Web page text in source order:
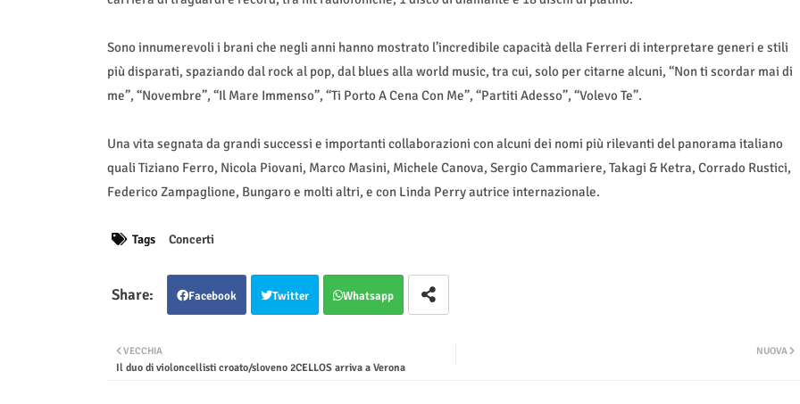
Sono innumerevoli i brani che negli anni hanno mostrato l’incredibile capacità della Ferreri di interpretare generi e stili
più disparati, spaziando dal rock al pop, dal blues alla world music, tra cui, solo per citarne alcuni, “Non ti scordar mai di
me”, “Novembre”, “Il Mare Immenso”, “Ti Porto A Cena Con Me”, “Partiti Adesso”, “Volevo Te”.
Una vita segnata da grandi successi e importanti collaborazioni con alcuni dei nomi più rilevanti del panorama italiano
quali Tiziano Ferro, Nicola Piovani, Marco Masini, Michele Canova, Sergio Cammariere, Takagi & Ketra, Corrado Rustici,
Federico Zampaglione, Bungaro e molti altri, e con Linda Perry autrice internazionale.
Tags Concerti
Facebook Twitter Whatsapp
NUOVA
VECCHIA
Il duo di violoncellisti croato/sloveno 2CELLOS arriva a Verona